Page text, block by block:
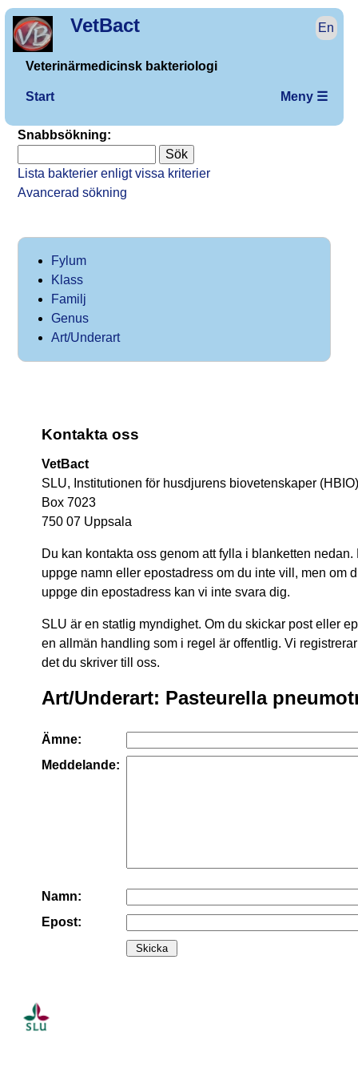
VetBact En
Veterinärmedicinsk bakteriologi
Start Meny ☰
Snabbsökning:
Lista bakterier enligt vissa kriterier
Avancerad sökning
Fylum
Klass
Familj
Genus
Art/Underart
Kontakta oss
VetBact
SLU, Institutionen för husdjurens biovetenskaper (HBIO)
Box 7023
750 07 Uppsala
Du kan kontakta oss genom att fylla i blanketten
uppge namn eller epostadress om du inte vill, men om
uppge din epostadress kan vi inte svara dig.
SLU är en statlig myndighet. Om du skickar post eller
en allmän handling som i regel är offentlig. Vi
det du skriver till oss.
Art/Underart: Pasteurella
Ämne:
Meddelande:
Namn:
Epost: